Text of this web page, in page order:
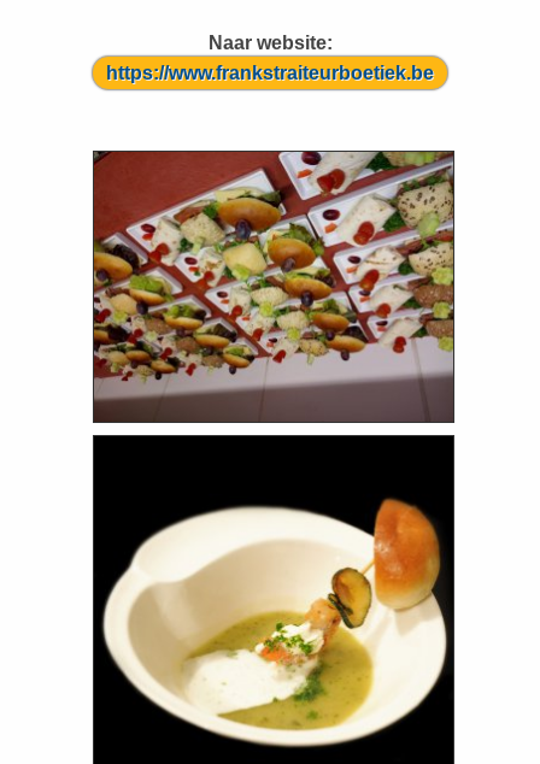
Naar website:
https://www.frankstraiteurboetiek.be